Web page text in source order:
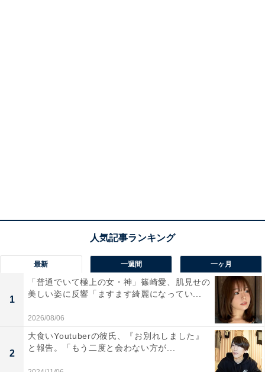
最新 一週間 一ヶ月
1
「普通でいて極上の女・神」篠崎愛、肌見せの
美しい姿に反響「ますます綺麗になってい...
2026/08/06
2
大食いYoutuberの彼氏、『お別れしました』
と報告。「もう二度と会わない方が...